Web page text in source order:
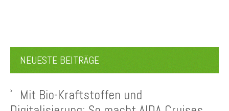
NEUESTE BEITRÄGE
Mit Bio-Kraftstoffen und